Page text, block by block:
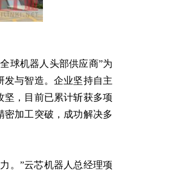
球机器人头部供应商”为
发与智造。企业坚持自主
坚，目前已累计斩获多项
密加工突破，成功解决多
。”云芯机器人总经理项